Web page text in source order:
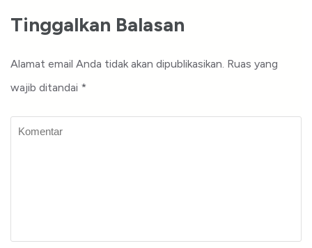
Tinggalkan Balasan
Alamat email Anda tidak akan dipublikasikan. Ruas yang
wajib ditandai *
Komentar